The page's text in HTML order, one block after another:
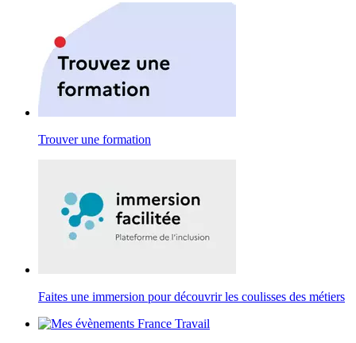
Trouver une formation
Faites une immersion pour découvrir les coulisses des métiers